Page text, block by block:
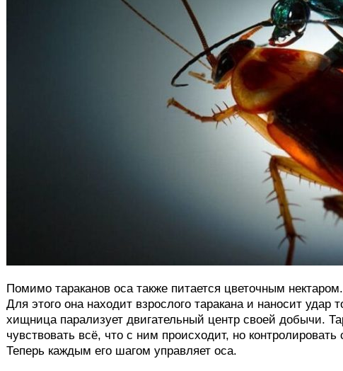
Помимо тараканов оса также питается цветочным
Для этого она находит взрослого таракана и наносит удар
хищница парализует двигательный центр своей добычи.
чувствовать всё, что с ним происходит, но
Теперь каждым его шагом управляет оса.